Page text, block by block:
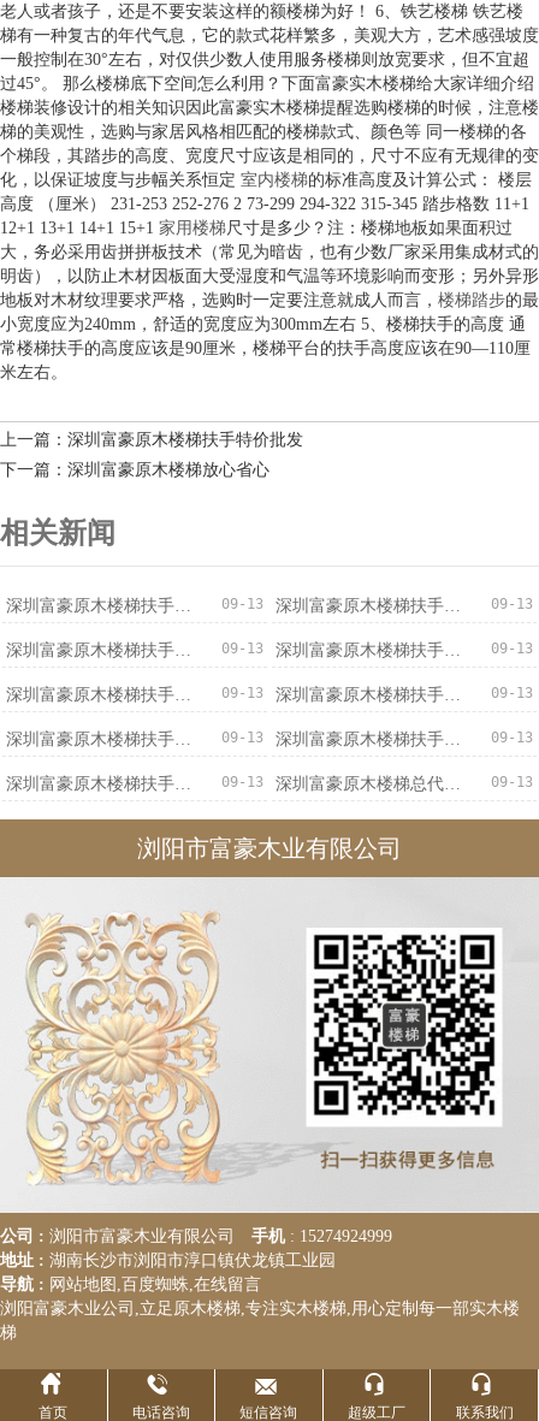

首页

电话咨询

短信咨询

超级工厂

联系我们
老人或者孩子，还是不要安装这样的额楼梯为好！ 6、铁艺楼梯 铁艺楼
梯有一种复古的年代气息，它的款式花样繁多，美观大方，艺术感强坡度
一般控制在30°左右，对仅供少数人使用服务楼梯则放宽要求，但不宜超
过45°。 那么楼梯底下空间怎么利用？下面富豪实木楼梯给大家详细介绍
楼梯装修设计的相关知识因此富豪实木楼梯提醒选购楼梯的时候，注意楼
梯的美观性，选购与家居风格相匹配的楼梯款式、颜色等 同一楼梯的各
个梯段，其踏步的高度、宽度尺寸应该是相同的，尺寸不应有无规律的变
化，以保证坡度与步幅关系恒定 室内楼梯的标准高度及计算公式： 楼层
高度 （厘米） 231-253 252-276 2 73-299 294-322 315-345 踏步格数 11+1
12+1 13+1 14+1 15+1 家用楼梯尺寸是多少？注：楼梯地板如果面积过
大，务必采用齿拼拼板技术（常见为暗齿，也有少数厂家采用集成材式的
明齿），以防止木材因板面大受湿度和气温等环境影响而变形；另外异形
地板对木材纹理要求严格，选购时一定要注意就成人而言， 楼梯踏步的最
小宽度应为240mm，舒适的宽度应为300mm左右 5、楼梯扶手的高度 通
常楼梯扶手的高度应该是90厘米，楼梯平台的扶手高度应该在90—110厘
米左右。
上一篇：深圳富豪原木楼梯扶手特价批发
下一篇：深圳富豪原木楼梯放心省心
相关新闻
09-13 09-13
09-13 09-13
09-13 09-13
09-13 09-13
09-13 09-13
浏阳市富豪木业有限公司
公司 : 浏阳市富豪木业有限公司 手机: 15274924999
地址 : 湖南长沙市浏阳市淳口镇伏龙镇工业园
导航 : 网站地图 , 百度蜘蛛,在线留言
浏阳富豪木业公司 ,立足 原木楼梯,专注实木楼梯,用心定制每一部实木楼
梯